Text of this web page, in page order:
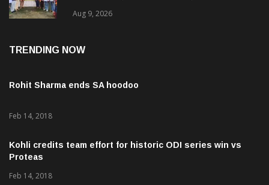
Aug 9, 2026
TRENDING NOW
Rohit Sharma ends SA hoodoo
Feb 14, 2018
Kohli credits team effort for historic ODI series win vs
Proteas
Feb 14, 2018